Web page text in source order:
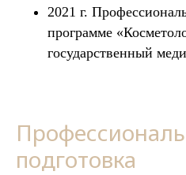
2021 г.
программе
государственный
подготовка